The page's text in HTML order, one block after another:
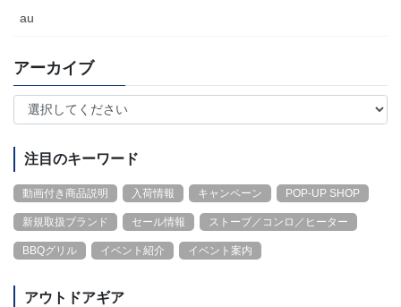
au
アーカイブ
注目のキーワード
動画付き商品説明 入荷情報 キャンペーン POP-UP SHOP
新規取扱ブランド セール情報 ストーブ／コンロ／ヒーター
BBQグリル イベント紹介 イベント案内
アウトドアギア